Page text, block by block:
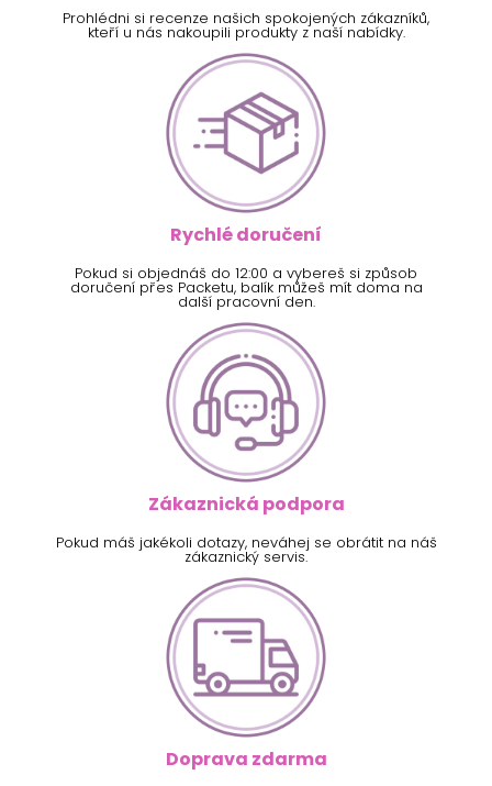
Prohlédni si recenze našich spokojených zákazníků,
kteří u nás nakoupili produkty z naší nabídky.
Rychlé doručení
Pokud si objednáš do 12:00 a vybereš si způsob
doručení přes Packetu, balík můžeš mít doma na
další pracovní den.
Zákaznická podpora
Pokud máš jakékoli dotazy, neváhej se obrátit na náš
zákaznický servis.
Doprava zdarma